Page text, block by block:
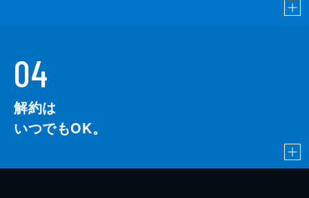
04
解約は
いつでもOK。